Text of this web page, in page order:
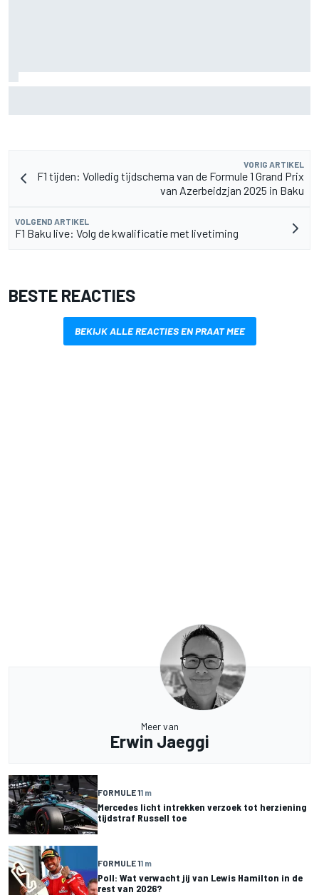
VORIG ARTIKEL
F1 tijden: Volledig tijdschema van de Formule 1 Grand Prix
van Azerbeidzjan 2025 in Baku
VOLGEND ARTIKEL
F1 Baku live: Volg de kwalificatie met livetiming
BESTE REACTIES
BEKIJK ALLE REACTIES EN PRAAT MEE
Meer van
Erwin Jaeggi
FORMULE 11 m
Mercedes licht intrekken verzoek tot herziening
tijdstraf Russell toe
FORMULE 11 m
Poll: Wat verwacht jij van Lewis Hamilton in de
rest van 2026?